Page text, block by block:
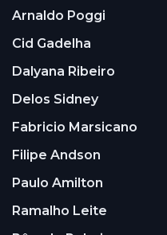
Arnaldo Poggi
Cid Gadelha
Dalyana Ribeiro
Delos Sidney
Fabricio Marsicano
Filipe Andson
Paulo Amilton
Ramalho Leite